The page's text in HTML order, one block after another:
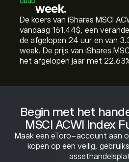
Begin met het
MSCI ACWI Index
Maak een eToro-account aan
kopen op een veilig,
week.
De koers van iShares MSCI
vandaag 161.44‎$‎, een
de afgelopen 24 uur en van
week. De prijs van iShares
het afgelopen jaar met